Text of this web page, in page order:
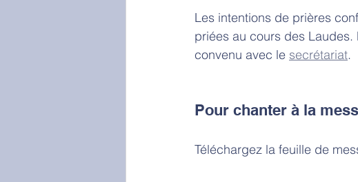
Les intentions de prières
priées au cours des
convenu avec le secrétariat.
Pour chanter à la
Téléchargez la feuille de